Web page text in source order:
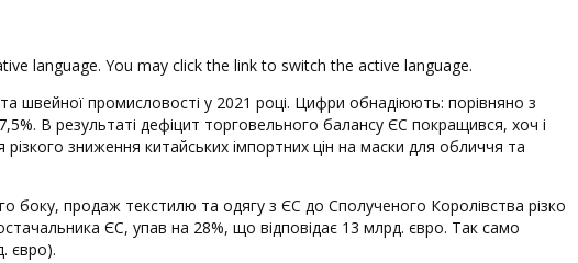
language. You may click the link to switch the active language.
швейної промисловості у 2021 році. Цифри обнадіюють: порівняно з
В результаті дефіцит торговельного балансу ЄС покращився, хоч і
зниження китайських імпортних цін на маски для обличчя та
боку, продаж текстилю та одягу з ЄС до Сполученого Королівства різко
ЄС, упав на 28%, що відповідає 13 млрд. євро. Так само
євро).